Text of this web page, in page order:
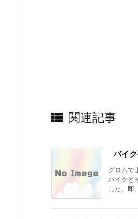
 関連記事
バイ
グロムで
バイクと
した。即